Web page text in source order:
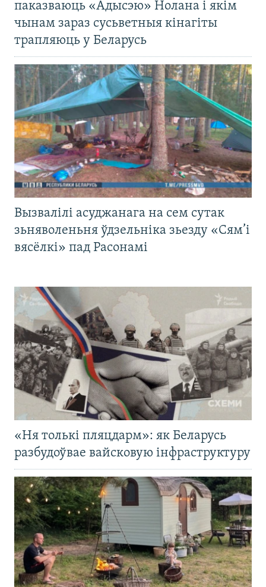
паказваюць «Адысэю» Нолана і якім
чынам зараз сусьветныя кінагіты
трапляюць у Беларусь
Вызвалілі асуджанага на сем сутак
зьняволеньня ўдзельніка зьезду «Сям’і
вясёлкі» пад Расонамі
«Ня толькі пляцдарм»: як Беларусь
разбудоўвае вайсковую інфраструктуру